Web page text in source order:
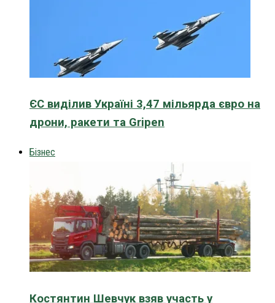
ЄС виділив Україні 3,47 мільярда євро на
дрони, ракети та Gripen
Бізнес
Костянтин Шевчук взяв участь у